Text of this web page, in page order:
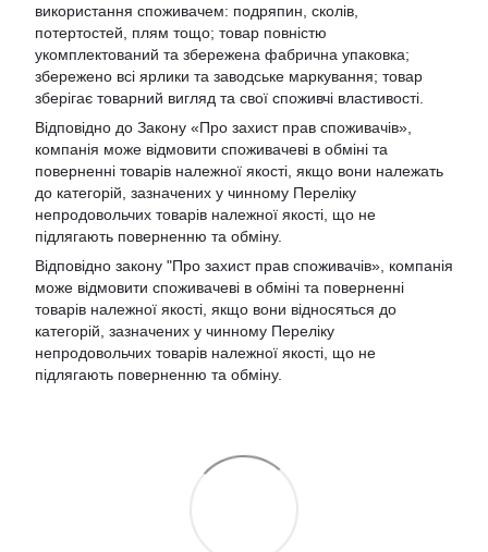
використання споживачем: подряпин, сколів,
потертостей, плям тощо; товар повністю
укомплектований та збережена фабрична упаковка;
збережено всі ярлики та заводське маркування; товар
зберігає товарний вигляд та свої споживчі властивості.
Відповідно до Закону «Про захист прав споживачів»,
компанія може відмовити споживачеві в обміні та
поверненні товарів належної якості, якщо вони належать
до категорій, зазначених у чинному Переліку
непродовольчих товарів належної якості, що не
підлягають поверненню та обміну.
Відповідно закону "Про захист прав споживачів» , компанія
може відмовити споживачеві в обміні та поверненні
товарів належної якості, якщо вони відносяться до
категорій, зазначених у чинному Переліку
непродовольчих товарів належної якості, що не
підлягають поверненню та обміну.